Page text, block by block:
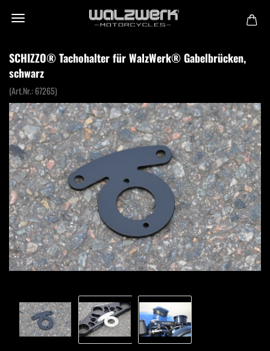
SCHIZZO® Tachohalter für WalzWerk® Gabelbrücken,
schwarz
(Art.Nr.:67265)